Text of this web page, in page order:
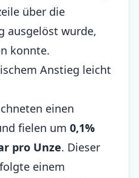
über die
ausgelöst wurde,
konnte.
Anstieg leicht
einen
fielen um 0,1%
pro Unze. Dieser
einem